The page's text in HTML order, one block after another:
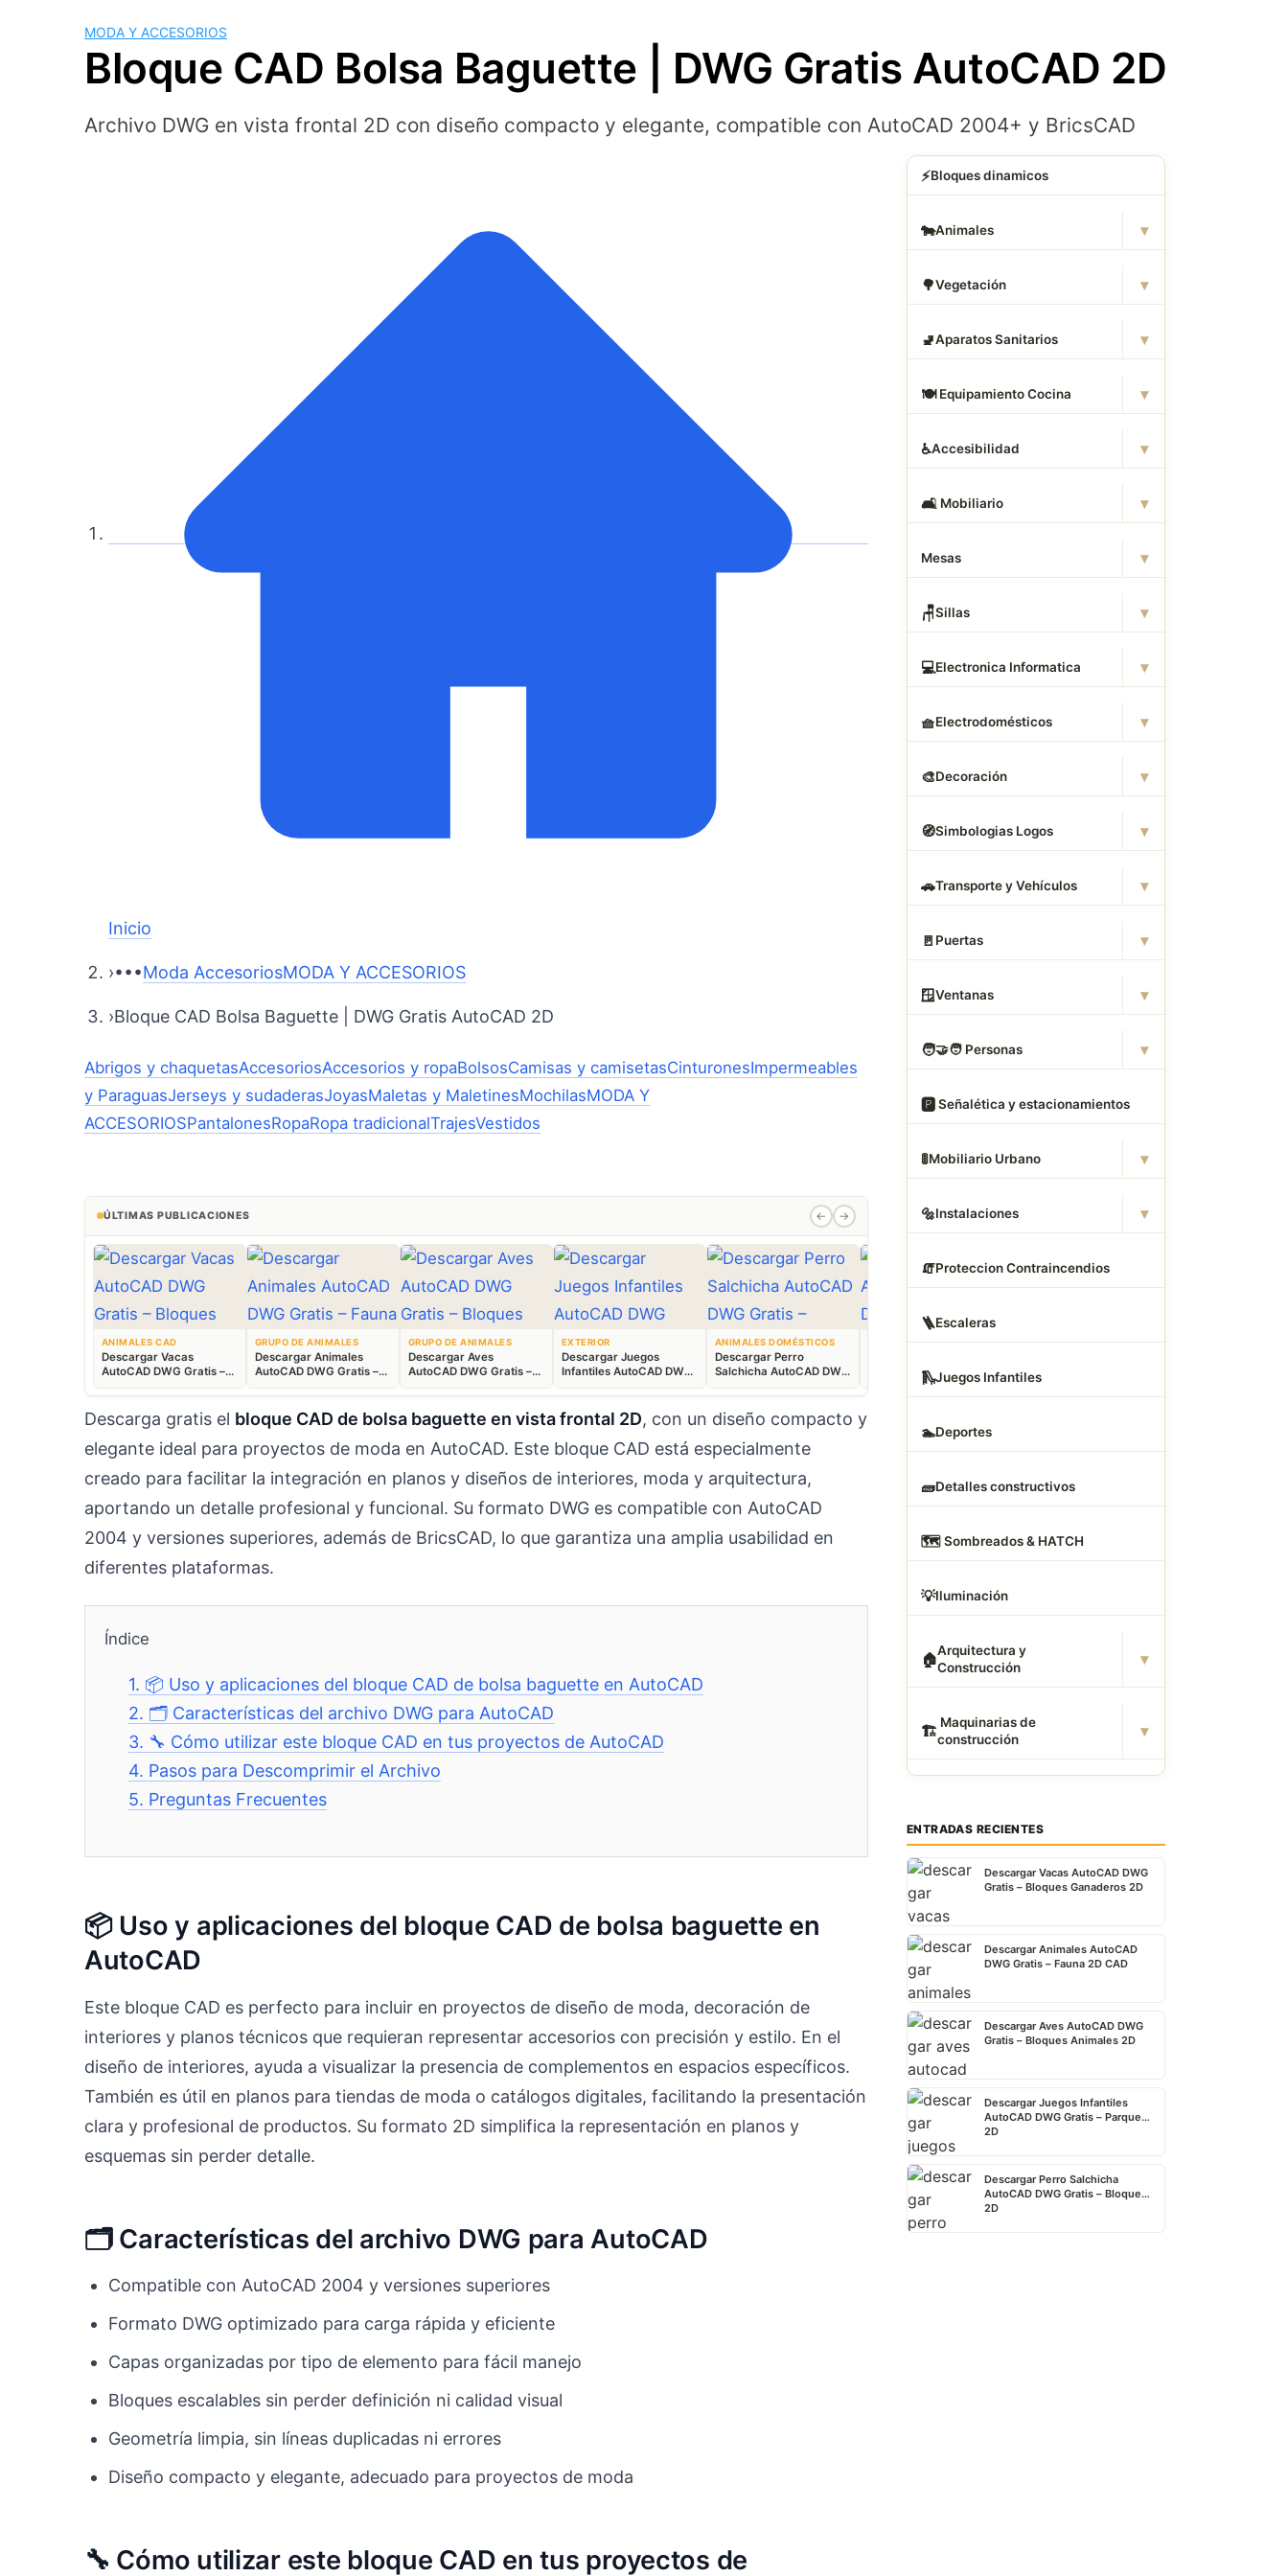
MODA Y ACCESORIOS
Bloque CAD Bolsa Baguette | DWG Gratis AutoCAD 2D
Archivo DWG en vista frontal 2D con diseño compacto y elegante, compatible con AutoCAD 2004+ y BricsCAD
Inicio
›•••Moda AccesoriosMODA Y ACCESORIOS
›Bloque CAD Bolsa Baguette | DWG Gratis AutoCAD 2D
Abrigos y chaquetasAccesoriosAccesorios y ropaBolsosCamisas y camisetasCinturonesImpermeables
y ParaguasJerseys y sudaderasJoyasMaletas y MaletinesMochilasMODA Y
ACCESORIOSPantalonesRopaRopa tradicionalTrajesVestidos
ÚLTIMAS PUBLICACIONES ← →
ANIMALES CAD
Descargar Vacas
AutoCAD DWG Gratis –
Bloques Ganaderos 2D
GRUPO DE ANIMALES
Descargar Animales
AutoCAD DWG Gratis –
Fauna 2D CAD
GRUPO DE ANIMALES
Descargar Aves
AutoCAD DWG Gratis –
Bloques Animales 2D
EXTERIOR
Descargar Juegos
Infantiles AutoCAD DWG
Gratis – Parque 2D
ANIMALES DOMÉSTICOS
Descargar Perro
Salchicha AutoCAD DWG
Gratis – Bloque 2D
AutoCAD DWG Gratis –
Bloques 2D
CAMAS DWG
AutoCAD DWG Gratis –
Bloques 2D
Descarga gratis el bloque CAD de bolsa baguette en vista frontal 2D, con un diseño compacto y
elegante ideal para proyectos de moda en AutoCAD. Este bloque CAD está especialmente
creado para facilitar la integración en planos y diseños de interiores, moda y arquitectura,
aportando un detalle profesional y funcional. Su formato DWG es compatible con AutoCAD
2004 y versiones superiores, además de BricsCAD, lo que garantiza una amplia usabilidad en
diferentes plataformas.
Índice
1. 📦 Uso y aplicaciones del bloque CAD de bolsa baguette en AutoCAD
2. 🗂️ Características del archivo DWG para AutoCAD
3. 🔧 Cómo utilizar este bloque CAD en tus proyectos de AutoCAD
4. Pasos para Descomprimir el Archivo
5. Preguntas Frecuentes
📦 Uso y aplicaciones del bloque CAD de bolsa baguette en
AutoCAD
Este bloque CAD es perfecto para incluir en proyectos de diseño de moda, decoración de
interiores y planos técnicos que requieran representar accesorios con precisión y estilo. En el
diseño de interiores, ayuda a visualizar la presencia de complementos en espacios específicos.
También es útil en planos para tiendas de moda o catálogos digitales, facilitando la presentación
clara y profesional de productos. Su formato 2D simplifica la representación en planos y
esquemas sin perder detalle.
🗂️ Características del archivo DWG para AutoCAD
Compatible con AutoCAD 2004 y versiones superiores
Formato DWG optimizado para carga rápida y eficiente
Capas organizadas por tipo de elemento para fácil manejo
Bloques escalables sin perder definición ni calidad visual
Geometría limpia, sin líneas duplicadas ni errores
Diseño compacto y elegante, adecuado para proyectos de moda
🔧 Cómo utilizar este bloque CAD en tus proyectos de
⚡Bloques dinamicos
🐄Animales ▾
🌳Vegetación ▾
🚽Aparatos Sanitarios ▾
🍽️ Equipamiento Cocina ▾
♿Accesibilidad ▾
🛋 ️ Mobiliario ▾
Mesas ▾
🪑Sillas ▾
💻Electronica Informatica ▾
🧺Electrodomésticos ▾
🎨Decoración ▾
🧭Simbologias Logos ▾
🚗Transporte y Vehículos ▾
🚪 Puertas ▾
🪟Ventanas ▾
🧑‍🤝‍🧑 Personas ▾
🅿️ Señalética y estacionamientos
🚦Mobiliario Urbano ▾
🔩Instalaciones ▾
🧯Proteccion Contraincendios
🪜Escaleras
🛝Juegos Infantiles
🏊Deportes
🧱Detalles constructivos
🗺️ Sombreados & HATCH
💡Iluminación
🏠Arquitectura y
Construcción
▾
🏗 ️ Maquinarias de
construcción
▾
ENTRADAS RECIENTES
Descargar Vacas AutoCAD DWG
Gratis – Bloques Ganaderos 2D
Descargar Animales AutoCAD
DWG Gratis – Fauna 2D CAD
Descargar Aves AutoCAD DWG
Gratis – Bloques Animales 2D
Descargar Juegos Infantiles
AutoCAD DWG Gratis – Parque
2D
Descargar Perro Salchicha
AutoCAD DWG Gratis – Bloque
2D